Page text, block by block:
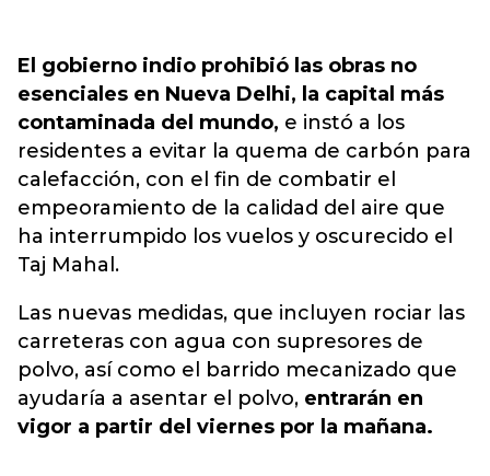
El gobierno indio prohibió las obras no
esenciales en Nueva Delhi, la capital más
contaminada del mundo, e instó a los
residentes a evitar la quema de carbón para
calefacción, con el fin de combatir el
empeoramiento de la calidad del aire que
ha interrumpido los vuelos y oscurecido el
Taj Mahal.
Las nuevas medidas, que incluyen rociar las
carreteras con agua con supresores de
polvo, así como el barrido mecanizado que
ayudaría a asentar el polvo, entrarán en
vigor a partir del viernes por la mañana.